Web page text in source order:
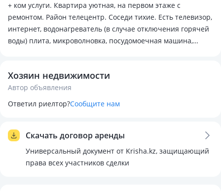
+ ком услуги. Квартира уютная, на первом этаже с
ремонтом. Район телецентр. Соседи тихие. Есть телевизор,
интернет, водонагреватель (в случае отключения горячей
воды) плита, микроволновка, посудомоечная машина,
Хозяин недвижимости
Автор объявления
Ответил риелтор?Сообщите нам
Скачать договор аренды
Универсальный документ от Krisha.kz, защищающий
права всех участников сделки